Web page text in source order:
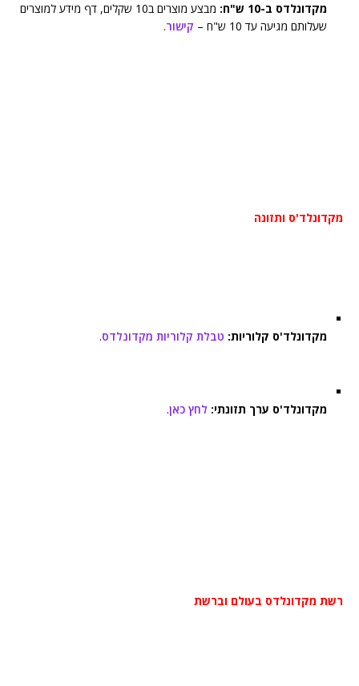
מקדונלדס ב-10 ש"ח:
מבצע מוצרים ב10 שקלים, דף מידע למוצרים
שעלותם מגיעה עד 10 ש"ח –
קישור.
מקדונלד'ס ותזונה
מקדונלד'ס קלוריות: טבלת קלוריות מקדונלדס.
מקדונלד'ס ערך תזונתי: לחץ כאן.
רשת מקדונלדס בעולם וברשת